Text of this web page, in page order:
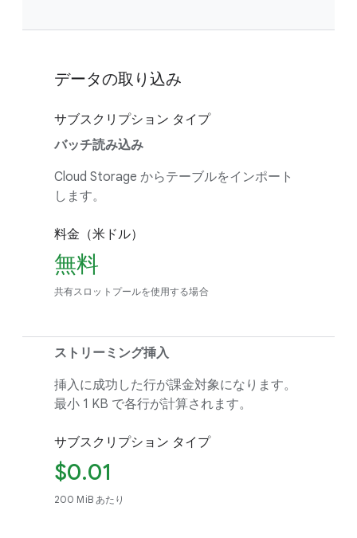
データの取り込み
サブスクリプション タイプ
バッチ読み込み
Cloud Storage からテーブルをインポート
します。
料金（米ドル）
無料
共有スロットプールを使用する場合
ストリーミング挿入
挿入に成功した行が課金対象になります。
最小 1 KB で各行が計算されます。
サブスクリプション タイプ
$0.01
200 MiB あたり